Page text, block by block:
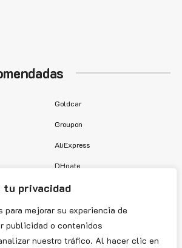
tu privacidad
mejorar su experiencia de
publicidad o contenidos
nuestro tráfico. Al hacer clic en
Goldcar
Groupon
AliExpress
DHgate
Tezenis